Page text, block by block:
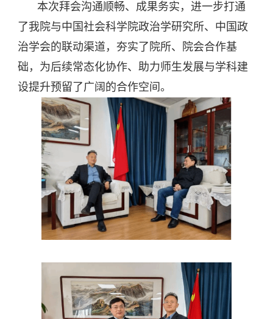
本次拜会沟通顺畅、成果务实，进一步打通
了我院与中国社会科学院政治学研究所、中国政
治学会的联动渠道，夯实了院所、院会合作基
础，为后续常态化协作、助力师生发展与学科建
设提升预留了广阔的合作空间。